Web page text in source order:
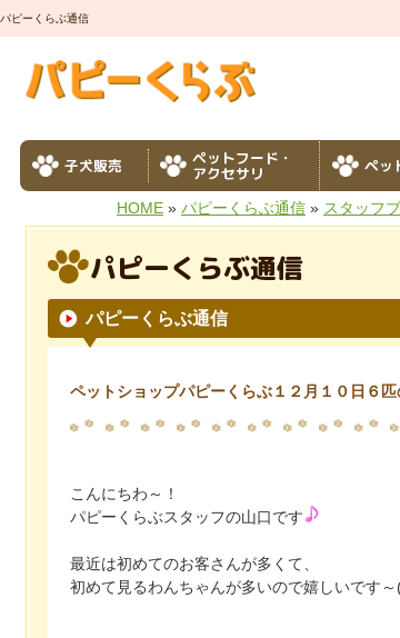
パピーくらぶ通信
子犬販売 ペットフード・
アクセサリ ペッ
HOME » パピーくらぶ通信 » スタッフ
パピーくらぶ通信
パピーくらぶ通信
ペットショップパピーくらぶ１２月１０日６
こんにちわ～！
パピーくらぶスタッフの山口です
最近は初めてのお客さんが多くて、
初めて見るわんちゃんが多いので嬉しいです